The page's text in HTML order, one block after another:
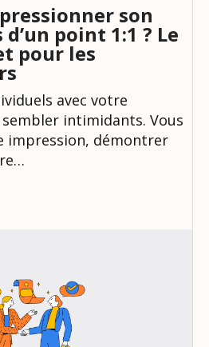
son
point 1:1 ? Le
pour les
avec votre
intimidants. Vous
impression, démontrer